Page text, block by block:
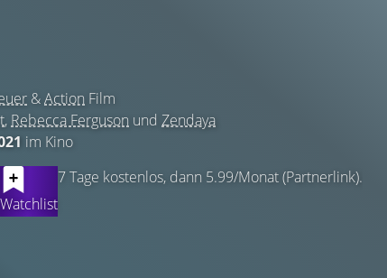
&Action Film
, Rebecca Ferguson und Zendaya
im Kino
Watchlist
7 Tage kostenlos, dann 5.99/Monat (Partnerlink).